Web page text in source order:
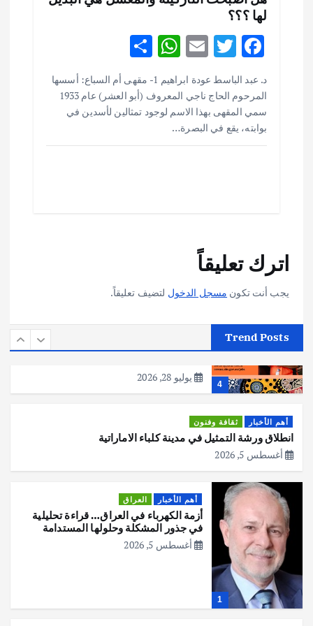
لها ؟؟؟
F
ac
e
b
o
T
it
te
r
E
m
ai
l
W
h
at
s
S
h
ar
e
د. عبد الباسط عودة ابراهيم 1- مقهى أم السباع: أسسها
المرحوم الحاج ناجي المعروف (أبو العشر) عام 1933
سمي المقهى بهذا الاسم لوجود تمثالين لأسدين في
بوابته، يقع في البصرة…
اترك تعليقاً
يجب أنت تكون مسجل الدخول لتضيف تعليقاً.
Trend Posts
ثقافة وفنون
اختتام ورشة السينوغرافيا في مدينة كلباء الاماراتية
أغسطس 3, 2026
هوي آن… مدينة الفوانيس وسحر التاريخ
4
عملية التعداد السكاني في11 من الشهر
يوليو 28, 2026
أهم الأخبار ثقافة وفنون
انطلاق ورشة التمثيل في مدينة كلباء الاماراتية
أغسطس 5, 2026
1
أهم الأخبار العراق
أزمة الكهرباء في العراق… قراءة تحليلية
في جذور المشكلة وحلولها المستدامة
أغسطس 5, 2026